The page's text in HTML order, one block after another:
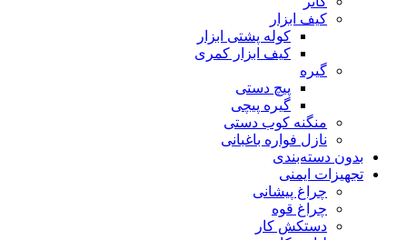
کیف ابزار
کوله پشتی ابزار
کیف ابزار کمری
گیره
پیچ دستی
گیره پیچی
منگنه کوب دستی
نازل فواره باغبانی
بدون دسته‌بندی
تجهیزات ایمنی
چراغ پیشانی
چراغ قوه
دستکش کار